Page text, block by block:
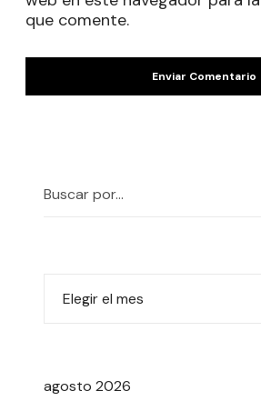
que comente.
agosto 2026